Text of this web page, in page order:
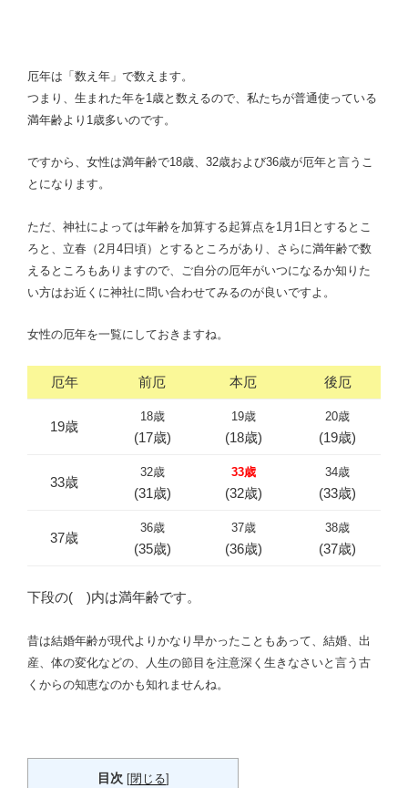
厄年は「数え年」で数えます。
つまり、生まれた年を1歳と数えるので、私たちが普通使っている
満年齢より1歳多いのです。
ですから、女性は満年齢で18歳、32歳および36歳が厄年と言うこ
とになります。
ただ、神社によっては年齢を加算する起算点を1月1日とするとこ
ろと、立春（2月4日頃）とするところがあり、さらに満年齢で数
えるところもありますので、ご自分の厄年がいつになるか知りた
い方はお近くに神社に問い合わせてみるのが良いですよ。
女性の厄年を一覧にしておきますね。
厄年 前厄 本厄 後厄
19歳
18歳
(17歳)
19歳
(18歳)
20歳
(19歳)
33歳
32歳
(31歳)
33歳
(32歳)
34歳
(33歳)
37歳
36歳
(35歳)
37歳
(36歳)
38歳
(37歳)
下段の( )内は満年齢です。
昔は結婚年齢が現代よりかなり早かったこともあって、結婚、出
産、体の変化などの、人生の節目を注意深く生きなさいと言う古
くからの知恵なのかも知れませんね。
目次 [閉じる]